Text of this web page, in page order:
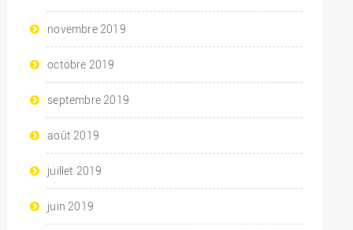
novembre 2019
octobre 2019
septembre 2019
août 2019
juillet 2019
juin 2019